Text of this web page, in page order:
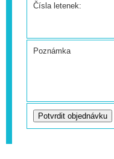
Čísla letenek:
Poznámka